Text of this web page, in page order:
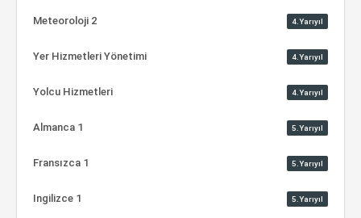
Meteoroloji 2 4.Yarıyıl
Yer Hizmetleri Yönetimi 4.Yarıyıl
Yolcu Hizmetleri 4.Yarıyıl
Almanca 1 5.Yarıyıl
Fransızca 1 5.Yarıyıl
Ingilizce 1 5.Yarıyıl